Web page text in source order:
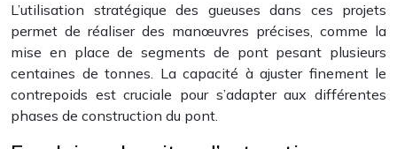
L’utilisation stratégique des gueuses dans ces projets
permet de réaliser des manœuvres précises, comme la
mise en place de segments de pont pesant plusieurs
centaines de tonnes. La capacité à ajuster finement le
contrepoids est cruciale pour s’adapter aux différentes
phases de construction du pont.